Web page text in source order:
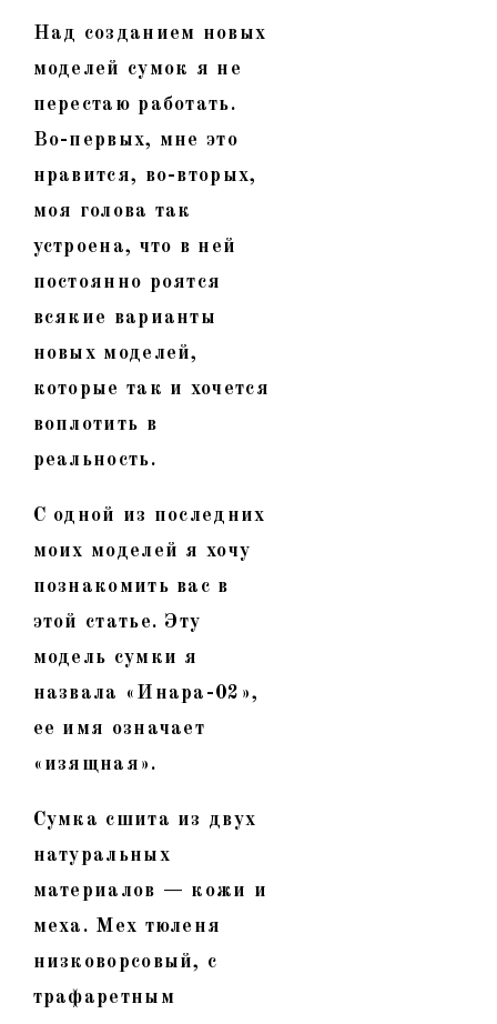
Над созданием новых
моделей сумок я не
перестаю работать.
Во-первых, мне это
нравится, во-вторых,
моя голова так
устроена, что в ней
постоянно роятся
всякие варианты
новых моделей,
которые так и хочется
воплотить в
реальность.
С одной из последних
моих моделей я хочу
познакомить вас в
этой статье. Эту
модель сумки я
назвала «Инара-02»,
ее имя означает
«изящная».
Сумка сшита из двух
натуральных
материалов — кожи и
меха. Мех тюленя
низковорсовый, с
трафаретным